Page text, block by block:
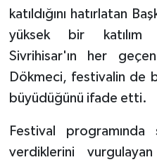
katıldığını hatırlatan
yüksek bir katılım
Sivrihisar'ın her
Dökmeci, festivalin de
büyüdüğünü ifade etti.
Festival
verdiklerini